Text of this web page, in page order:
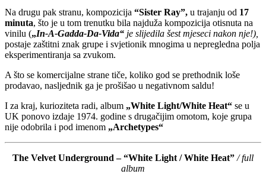
Na drugu pak stranu, kompozicija “Sister Ray”, u trajanju od 17
minuta, što je u tom trenutku bila najduža kompozicija otisnuta na
vinilu („In-A-Gadda-Da-Vida“ je slijedila šest mjeseci nakon nje!),
postaje zaštitni znak grupe i svjetionik mnogima u nepregledna polja
eksperimentiranja sa zvukom.
A što se komercijalne strane tiče, koliko god se prethodnik loše
prodavao, nasljednik ga je prošišao u negativnom saldu!
I za kraj, kurioziteta radi, album „White Light/White Heat“ se u
UK ponovo izdaje 1974. godine s drugačijim omotom, koje grupa
nije odobrila i pod imenom „Archetypes“
The Velvet Underground – “White Light / White Heat” / full
album